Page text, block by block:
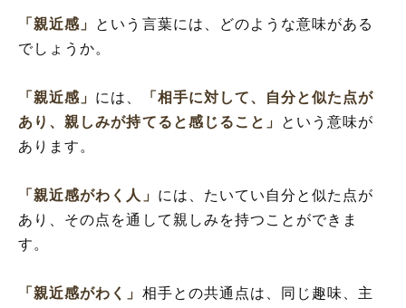
「親近感」 という言葉には、どのような意味がある
でしょうか。
「親近感」 には、
「相手に対して、自分と似た点が
あり、親しみが持てると感じること」
という意味が
あります。
「親近感がわく人」 には、たいてい自分と似た点が
あり、その点を通して親しみを持つことができま
す。
「親近感がわく」 相手との共通点は、同じ趣味、主